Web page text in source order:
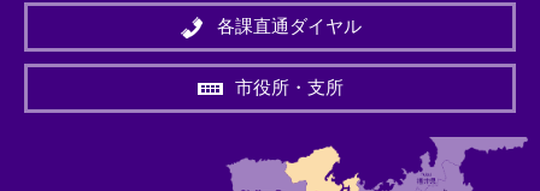
ン
＞
各課直通ダイヤル
市役所・支所